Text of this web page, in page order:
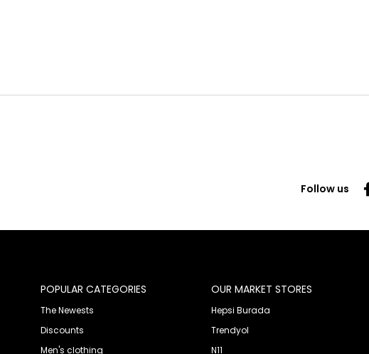
Follow us
POPULAR CATEGORIES
The Newests
Discounts
Men's clothing
OUR MARKET STORES
Hepsi Burada
Trendyol
N11